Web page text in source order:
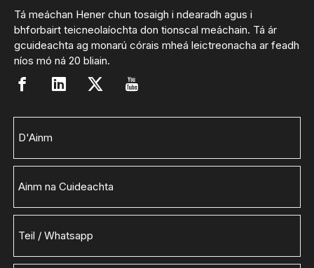
Tá meáchan Hener chun tosaigh i ndearadh agus i
bhforbairt teicneolaíochta don tionscal meáchain. Tá ár
gcuideachta ag monarú córais mheá leictreonacha ar feadh
níos mó ná 20 bliain.